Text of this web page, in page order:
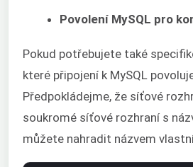
Povolení MySQL pro
Pokud potřebujete také
které připojení k MySQL
Předpokládejme, že síťové
soukromé síťové rozhraní s
můžete nahradit názvem